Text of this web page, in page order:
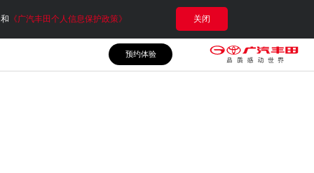
《广汽丰田个人信息保护政策》 关闭
预约体验